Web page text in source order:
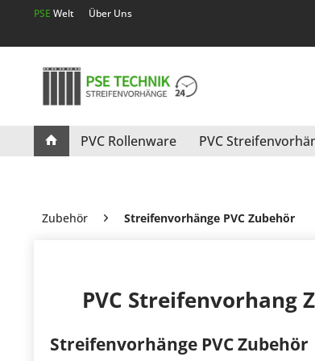
PSE Welt Über Uns
PVC Rollenware PVC
Zubehör Streifenvorhänge PVC Zubehör
PVC Streifenvorhang
Streifenvorhänge PVC Zubehör